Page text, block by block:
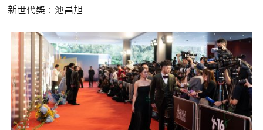
新世代獎：池昌旭